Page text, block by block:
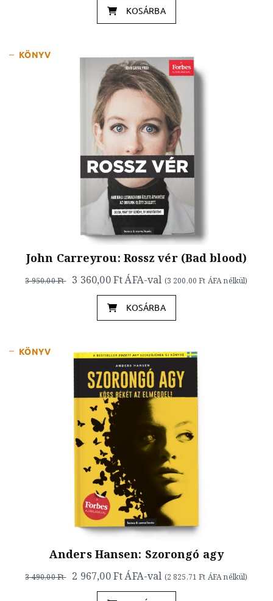
KOSÁRBA
KÖNYV
John Carreyrou: Rossz vér (Bad blood)
3 950,00 Ft 3 360,00 FtÁFA-val (3 200,00 Ft ÁFA nélkül)
KOSÁRBA
KÖNYV
Anders Hansen: Szorongó agy
3 490,00 Ft 2 967,00 FtÁFA-val (2 825,71 Ft ÁFA nélkül)